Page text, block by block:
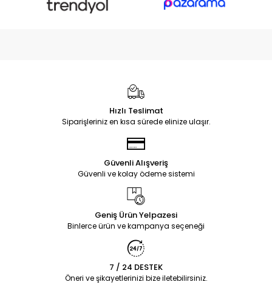
Hızlı Teslimat
Siparişleriniz en kısa sürede elinize ulaşır.
Güvenli Alışveriş
Güvenli ve kolay ödeme sistemi
Geniş Ürün Yelpazesi
Binlerce ürün ve kampanya seçeneği
7 / 24 DESTEK
Öneri ve şikayetlerinizi bize iletebilirsiniz.